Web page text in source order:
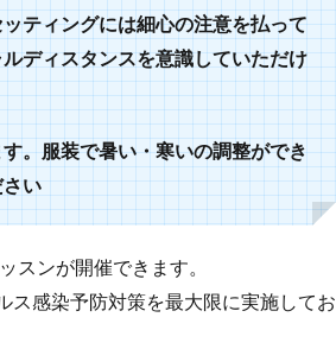
ティングには細心の注意を払って
ディスタンスを意識していただけ
。服装で暑い・寒いの調整ができ
い
スンが開催できます。
ス感染予防対策を最大限に実施してお